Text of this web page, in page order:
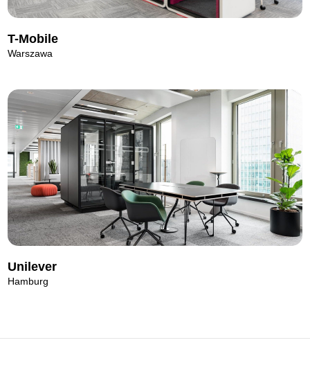
T-Mobile
Warszawa
Unilever
Hamburg